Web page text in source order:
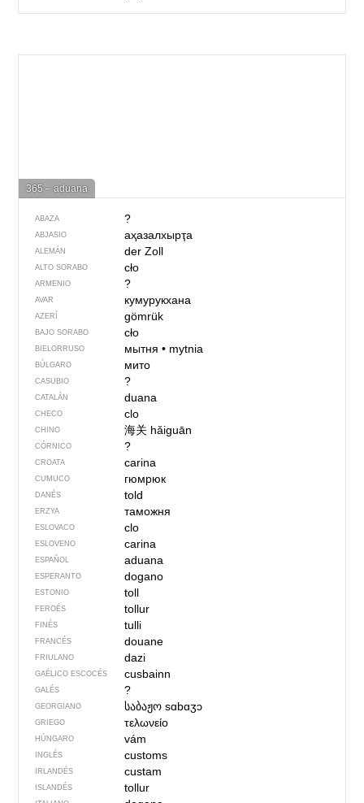
365 – aduana
ABAZA ?
ABJASIO аҳазалхырҭа
ALEMÁN der Zoll
ALTO SORABO cło
ARMENIO ?
AVAR кумурукхана
AZERÍ gömrük
BAJO SORABO cło
BIELORRUSO мытня• mytnia
BÚLGARO мито
CASUBIO ?
CATALÁN duana
CHECO clo
CHINO 海关 hǎiguān
CÓRNICO ?
CROATA carina
CUMUCO гюмрюк
DANÉS told
ERZYA таможня
ESLOVACO clo
ESLOVENO carina
ESPAÑOL aduana
ESPERANTO dogano
ESTONIO toll
FEROÉS tollur
FINÉS tulli
FRANCÉS douane
FRIULANO dazi
GAÉLICO ESCOCÉS cusbainn
GALÉS ?
GEORGIANO საბაჟოsɑbɑʒɔ
GRIEGO τελωνείο
HÚNGARO vám
INGLÉS customs
IRLANDÉS custam
ISLANDÉS tollur